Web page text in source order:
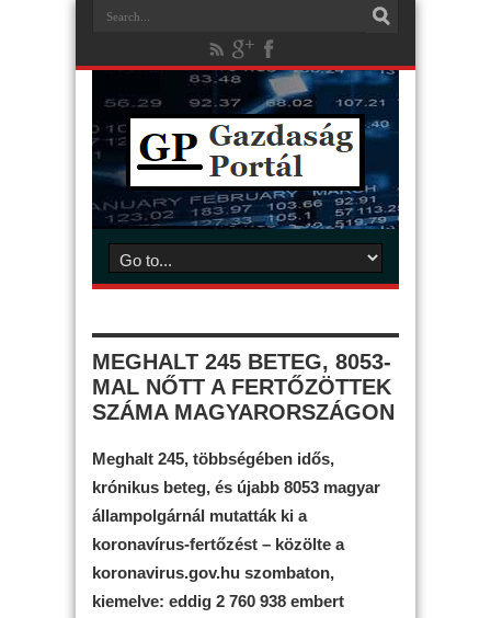
MEGHALT 245 BETEG, 8053-
MAL NŐTT A FERTŐZÖTTEK
SZÁMA MAGYARORSZÁGON
Meghalt 245, többségében idős,
krónikus beteg, és újabb 8053 magyar
állampolgárnál mutatták ki a
koronavírus-fertőzést – közölte a
koronavirus.gov.hu szombaton,
kiemelve: eddig 2 760 938 embert